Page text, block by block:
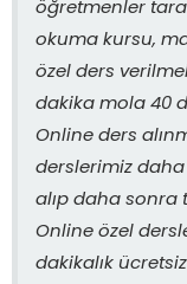
öğretmenler
okuma kursu,
özel ders
dakika mola 40
Online ders
derslerimiz daha
alıp daha sonra
Online özel
dakikalık